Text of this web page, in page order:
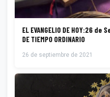
EL EVANGELIO DE HOY:26 de
DE TIEMPO ORDINARIO
26 de septiembre de 2021